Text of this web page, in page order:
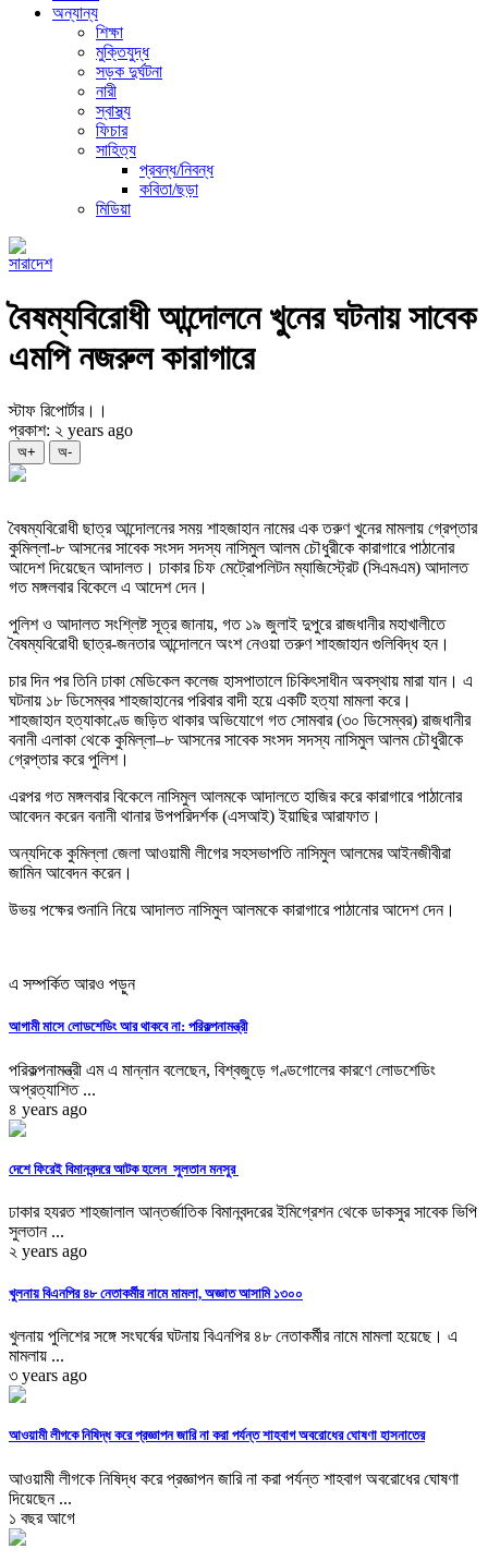
অন্যান্য
শিক্ষা
মুক্তিযুদ্ধ
সড়ক দুর্ঘটনা
নারী
স্বাস্থ্য
ফিচার
সাহিত্য
প্রবন্ধ/নিবন্ধ
কবিতা/ছড়া
মিডিয়া
সারাদেশ
বৈষম্যবিরোধী আন্দোলনে খুনের ঘটনায় সাবেক
এমপি নজরুল কারাগারে
স্টাফ রিপোর্টার।।
প্রকাশ: ২ years ago
অ+ অ-
বৈষম্যবিরোধী ছাত্র আন্দোলনের সময় শাহজাহান নামের এক তরুণ খুনের মামলায় গ্রেপ্তার
কুমিল্লা-৮ আসনের সাবেক সংসদ সদস্য নাসিমুল আলম চৌধুরীকে কারাগারে পাঠানোর
আদেশ দিয়েছেন আদালত। ঢাকার চিফ মেট্রোপলিটন ম্যাজিস্ট্রেট (সিএমএম) আদালত
গত মঙ্গলবার বিকেলে এ আদেশ দেন।
পুলিশ ও আদালত সংশ্লিষ্ট সূত্র জানায়, গত ১৯ জুলাই দুপুরে রাজধানীর মহাখালীতে
বৈষম্যবিরোধী ছাত্র-জনতার আন্দোলনে অংশ নেওয়া তরুণ শাহজাহান গুলিবিদ্ধ হন।
চার দিন পর তিনি ঢাকা মেডিকেল কলেজ হাসপাতালে চিকিৎসাধীন অবস্থায় মারা যান। এ
ঘটনায় ১৮ ডিসেম্বর শাহজাহানের পরিবার বাদী হয়ে একটি হত্যা মামলা করে।
শাহজাহান হত্যাকাণ্ডে জড়িত থাকার অভিযোগে গত সোমবার (৩০ ডিসেম্বর) রাজধানীর
বনানী এলাকা থেকে কুমিল্লা–৮ আসনের সাবেক সংসদ সদস্য নাসিমুল আলম চৌধুরীকে
গ্রেপ্তার করে পুলিশ।
এরপর গত মঙ্গলবার বিকেলে নাসিমুল আলমকে আদালতে হাজির করে কারাগারে পাঠানোর
আবেদন করেন বনানী থানার উপপরিদর্শক (এসআই) ইয়াছির আরাফাত।
অন্যদিকে কুমিল্লা জেলা আওয়ামী লীগের সহসভাপতি নাসিমুল আলমের আইনজীবীরা
জামিন আবেদন করেন।
উভয় পক্ষের শুনানি নিয়ে আদালত নাসিমুল আলমকে কারাগারে পাঠানোর আদেশ দেন।
এ সম্পর্কিত আরও পড়ুন
আগামী মাসে লোডশেডিং আর থাকবে না: পরিকল্পনামন্ত্রী
পরিকল্পনামন্ত্রী এম এ মান্নান বলেছেন, বিশ্বজুড়ে গণ্ডগোলের কারণে লোডশেডিং
অপ্রত্যাশিত ...
৪ years ago
দেশে ফিরেই বিমানবন্দরে আটক হলেন সুলতান মনসুর
ঢাকার হযরত শাহজালাল আন্তর্জাতিক বিমানবন্দরের ইমিগ্রেশন থেকে ডাকসুর সাবেক ভিপি
সুলতান ...
২ years ago
খুলনায় বিএনপির ৪৮ নেতাকর্মীর নামে মামলা, অজ্ঞাত আসামি ১৩০০
খুলনায় পুলিশের সঙ্গে সংঘর্ষের ঘটনায় বিএনপির ৪৮ নেতাকর্মীর নামে মামলা হয়েছে। এ
মামলায় ...
৩ years ago
আওয়ামী লীগকে নিষিদ্ধ করে প্রজ্ঞাপন জারি না করা পর্যন্ত শাহবাগ অবরোধের ঘোষণা হাসনাতের
আওয়ামী লীগকে নিষিদ্ধ করে প্রজ্ঞাপন জারি না করা পর্যন্ত শাহবাগ অবরোধের ঘোষণা
দিয়েছেন ...
১ বছর আগে